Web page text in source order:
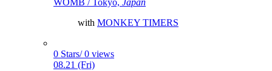
WOMB / Tokyo, Japan
with MONKEY TIMERS
0 Stars/ 0 views
08.21 (Fri)